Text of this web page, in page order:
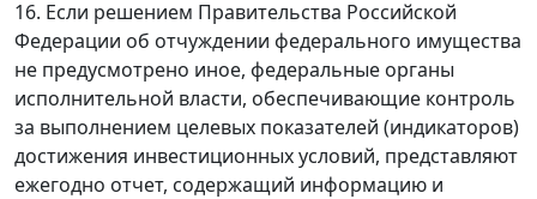
16. Если решением Правительства Российской
Федерации об отчуждении федерального имущества
не предусмотрено иное, федеральные органы
исполнительной власти, обеспечивающие контроль
за выполнением целевых показателей (индикаторов)
достижения инвестиционных условий, представляют
ежегодно отчет, содержащий информацию и